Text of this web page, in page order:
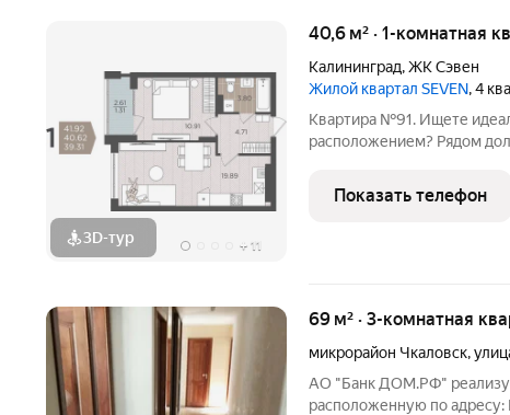
3D-тур + 11
40,6 м² · 1-комнатная
Калининград,ЖК Сэвен
Жилой квартал SEVEN, 4
Квартира №91. Ищете
расположением? Рядом
решение жилой квартал «Seven»! - Квартал из семи 9-ти этажных
домов - Современные и
Показать телефон
69 м² · 3-комнатная
микрорайон Чкаловск,
АО "Банк ДОМ.РФ"
расположенную по адресу: